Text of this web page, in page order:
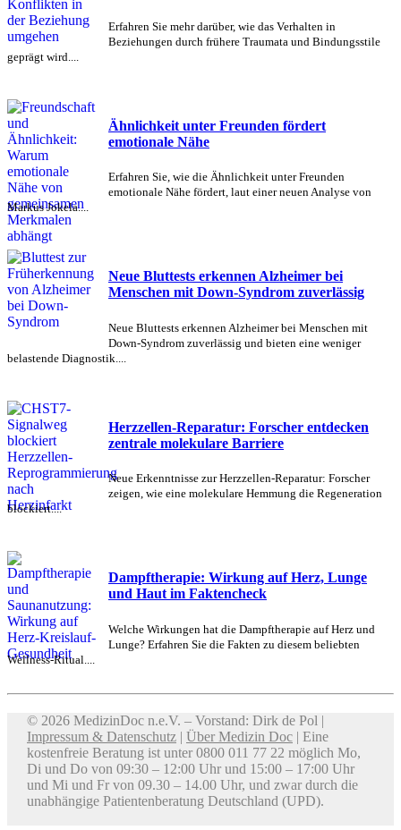
Erfahren Sie mehr darüber, wie das Verhalten in
Beziehungen durch frühere Traumata und Bindungsstile
geprägt wird....
Ähnlichkeit unter Freunden fördert
emotionale Nähe
Erfahren Sie, wie die Ähnlichkeit unter Freunden
emotionale Nähe fördert, laut einer neuen Analyse von
Markus Jokela....
Neue Bluttests erkennen Alzheimer bei
Menschen mit Down-Syndrom zuverlässig
Neue Bluttests erkennen Alzheimer bei Menschen mit
Down-Syndrom zuverlässig und bieten eine weniger
belastende Diagnostik....
Herzzellen-Reparatur: Forscher entdecken
zentrale molekulare Barriere
Neue Erkenntnisse zur Herzzellen-Reparatur: Forscher
zeigen, wie eine molekulare Hemmung die Regeneration
blockiert....
Dampftherapie: Wirkung auf Herz, Lunge
und Haut im Faktencheck
Welche Wirkungen hat die Dampftherapie auf Herz und
Lunge? Erfahren Sie die Fakten zu diesem beliebten
Wellness-Ritual....
© 2026 MedizinDoc n.e.V. – Vorstand: Dirk de Pol |
Impressum & Datenschutz | Über Medizin Doc | Eine
kostenfreie Beratung ist unter 0800 011 77 22 möglich Mo,
Di und Do von 09:30 – 12:00 Uhr und 15:00 – 17:00 Uhr
und Mi und Fr von 09.30 – 14.00 Uhr, und zwar durch die
unabhängige Patientenberatung Deutschland (UPD).